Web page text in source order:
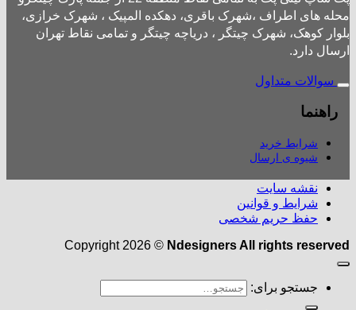
محله های اطراف ،شهرک باقری، دهکده المپیک ، شهرک خرازی،
بلوار کوهک، شهرک چیتگر ، دریاچه چیتگر و تمامی نقاط تهران
ارسال دارد.
سوالات متداول
راهنما
شرایط خرید
شیوه ی ارسال
نقشه سایت
شرایط و قوانین
حفظ حریم شخصی
Copyright 2026 © Ndesigners All rights reserved
جستجو برای: